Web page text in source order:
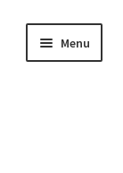
Menu